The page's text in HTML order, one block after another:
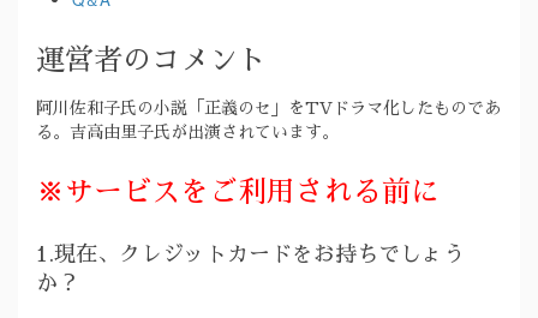
運営者のコメント
阿川佐和子氏の小説「正義のセ」をTVドラマ化したものであ
る。吉高由里子氏が出演されています。
※サービスをご利用される前に
1.現在、クレジットカードをお持ちでしょう
か？